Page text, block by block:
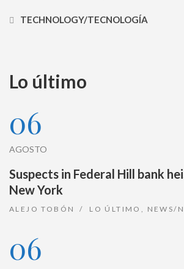
TECHNOLOGY/TECNOLOGÍA
Lo último
06
AGOSTO
Suspects in Federal Hill bank
New York
ALEJO TOBÓN LO ÚLTIMO NEWS/
06